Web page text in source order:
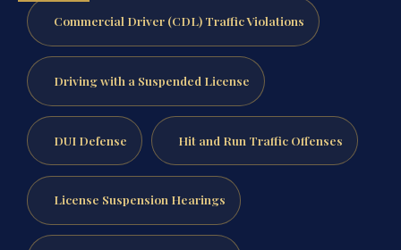
Commercial Driver (CDL) Traffic Violations
Driving with a Suspended License
DUI Defense Hit and Run Traffic Offenses
License Suspension Hearings